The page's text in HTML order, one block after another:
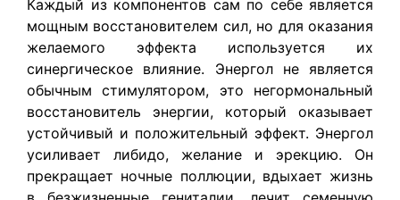
Каждый из компонентов сам по себе является
мощным восстановителем сил, но для оказания
желаемого эффекта используется их
синергическое влияние. Энергол не является
обычным стимулятором, это негормональный
восстановитель энергии, который оказывает
устойчивый и положительный эффект. Энергол
усиливает либидо, желание и эрекцию. Он
прекращает ночные поллюции, вдыхает жизнь